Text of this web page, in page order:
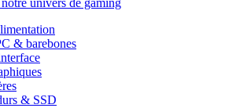
univers de gaming
& barebones
& SSD